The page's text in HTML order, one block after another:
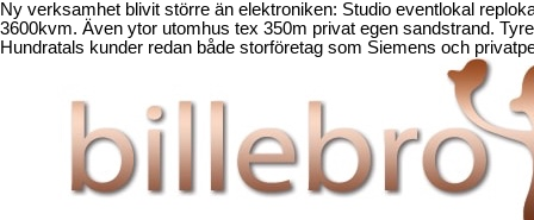
Ny verksamhet blivit större än elektroniken: Studio eventlokal
3600kvm. Även ytor utomhus tex 350m privat egen sandstrand.
Hundratals kunder redan både storföretag som Siemens och